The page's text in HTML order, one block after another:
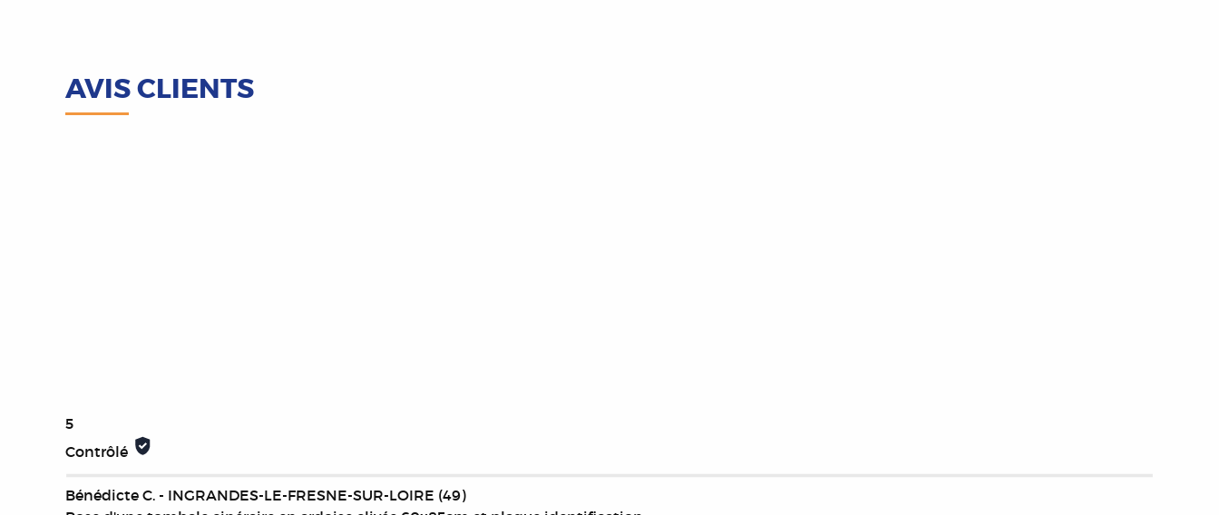
AVIS CLIENTS
5
Contrôlé
Bénédicte C. - INGRANDES-LE-FRESNE-SUR-LOIRE (49)